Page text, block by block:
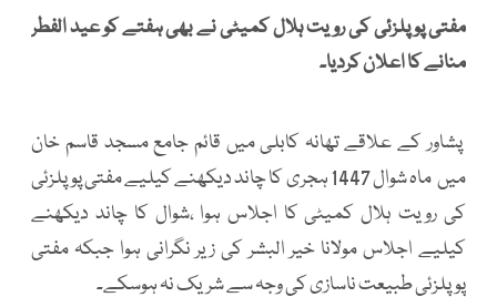
مفتی پوپلزئی کی رویت ہلال کمیٹی نے بھی ہفتے کو عید الفطر
منانے کا اعلان کردیا۔
پشاور کے علاقے تھانہ کابلی میں قائم جامع مسجد قاسم خان
میں ماہ شوال 1447 ہجری کا چاند دیکھنے کیلیے مفتی پوپلزئی
کی رویت ہلال کمیٹی کا اجلاس ہوا ،شوال کا چاند دیکھنے
کیلیے اجلاس مولانا خیر البشر کی زیر نگرانی ہوا جبکہ مفتی
پوپلزئی طبیعت ناسازی کی وجہ سے شریک نہ ہوسکے۔